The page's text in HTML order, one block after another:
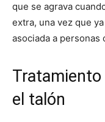
que se agrava
extra, una vez que
asociada a personas
el talón